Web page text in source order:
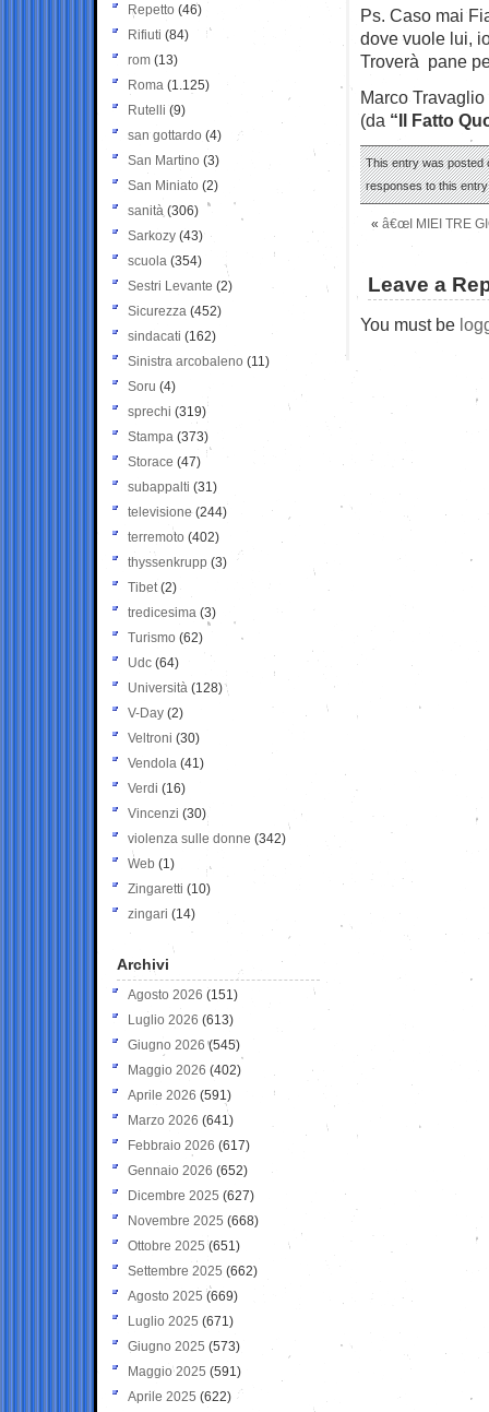
Ps. Caso mai
dove vuole lui,
Troverà pane
Marco Travaglio
(da “Il Fatto
This entry was posted
responses to this
« â€œI MIEI TRE
Leave a
You must be
Repetto (46)
Rifiuti (84)
rom (13)
Roma (1.125)
Rutelli (9)
san gottardo (4)
San Martino (3)
San Miniato (2)
sanità (306)
Sarkozy (43)
scuola (354)
Sestri Levante (2)
Sicurezza (452)
sindacati (162)
Sinistra arcobaleno (11)
Soru (4)
sprechi (319)
Stampa (373)
Storace (47)
subappalti (31)
televisione(244)
terremoto (402)
thyssenkrupp (3)
Tibet(2)
tredicesima (3)
Turismo (62)
Udc (64)
Università (128)
V-Day (2)
Veltroni (30)
Vendola (41)
Verdi (16)
Vincenzi (30)
violenza sulle donne (342)
Web (1)
Zingaretti (10)
zingari (14)
Archivi
Agosto 2026 (151)
Luglio 2026 (613)
Giugno 2026 (545)
Maggio 2026 (402)
Aprile 2026 (591)
Marzo 2026 (641)
Febbraio 2026 (617)
Gennaio 2026 (652)
Dicembre 2025 (627)
Novembre 2025 (668)
Ottobre 2025 (651)
Settembre 2025 (662)
Agosto 2025 (669)
Luglio 2025 (671)
Giugno 2025 (573)
Maggio 2025 (591)
Aprile 2025 (622)